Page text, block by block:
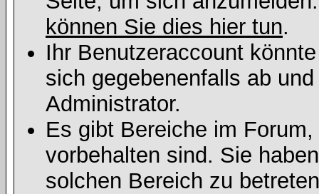
können Sie dies hier tun.
Ihr Benutzeraccount
sich gegebenenfalls ab
Administrator.
Es gibt Bereiche im
vorbehalten sind. Sie
solchen Bereich zu